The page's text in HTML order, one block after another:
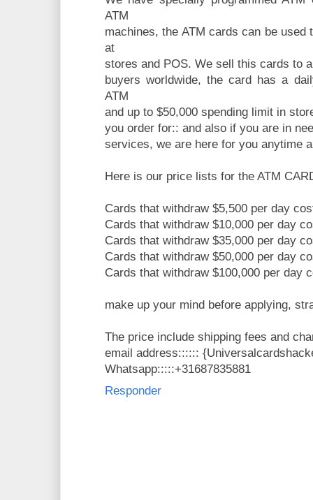
ATM
machines, the ATM cards can be used
at
stores and POS. We sell this cards to
buyers worldwide, the card has a
ATM
and up to $50,000 spending limit in
you order for:: and also if you are in
services, we are here for you anytime
Here is our price lists for the ATM
Cards that withdraw $5,500 per day
Cards that withdraw $10,000 per day
Cards that withdraw $35,000 per day
Cards that withdraw $50,000 per day
Cards that withdraw $100,000 per day
make up your mind before applying,
The price include shipping fees and
email address::::::
Whatsapp:::::+31687835881
Responder